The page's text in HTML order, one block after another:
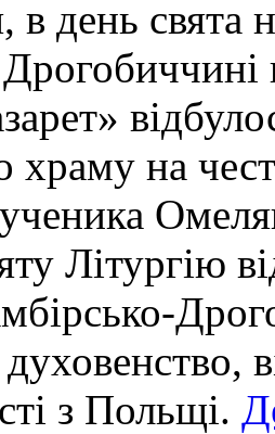
в день
храму на
Літургію
духовенство,
з Польщі.